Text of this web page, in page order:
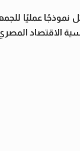
عمليًا
الاقتصاد